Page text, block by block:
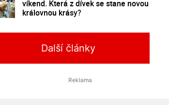
víkend. Která z dívek se stane novou
královnou krásy?
Další články